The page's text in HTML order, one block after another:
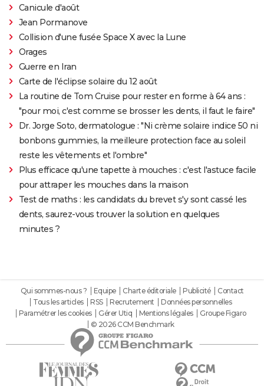
Canicule d'août
Jean Pormanove
Collision d'une fusée Space X avec la Lune
Orages
Guerre en Iran
Carte de l'éclipse solaire du 12 août
La routine de Tom Cruise pour rester en forme à 64 ans :
"pour moi, c'est comme se brosser les dents, il faut le faire"
Dr. Jorge Soto, dermatologue : "Ni crème solaire indice 50 ni
bonbons gummies, la meilleure protection face au soleil
reste les vêtements et l'ombre"
Plus efficace qu'une tapette à mouches : c'est l'astuce facile
pour attraper les mouches dans la maison
Test de maths : les candidats du brevet s'y sont cassé les
dents, saurez-vous trouver la solution en quelques
minutes ?
Qui sommes-nous ? Equipe Charte éditoriale Publicité
Contact
Tous les articles
RSS Recrutement
Données personnelles
Paramétrer les cookies
Gérer Utiq Mentions légales
Groupe Figaro
© 2026 CCM Benchmark